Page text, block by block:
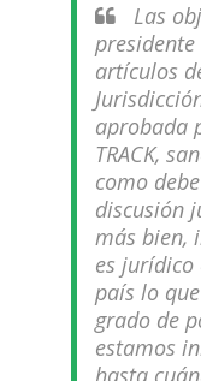
Las
artículos
aprobada
TRACK,
como
discusión
más bien,
es
país lo
grado de
estamos
hasta